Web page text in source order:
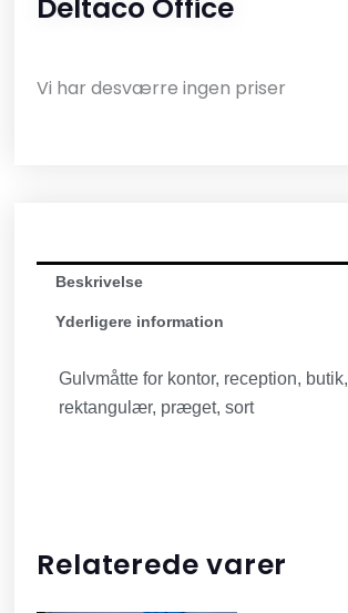
Deltaco Office
Vi har desværre ingen priser
Beskrivelse
Yderligere information
Gulvmåtte for kontor, reception, butik,
rektangulær, præget, sort
Relaterede varer